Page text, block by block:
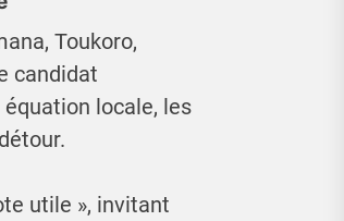
Toukoro,
candidat
locale, les
utile », invitant